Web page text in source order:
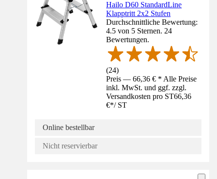
Hailo D60 StandardLine
Klapptritt 2x2 Stufen
Durchschnittliche Bewertung:
4.5 von 5 Sternen. 24
Bewertungen.
(24)
Preis — 66,36 € * Alle Preise
inkl. MwSt. und ggf. zzgl.
Versandkosten pro ST66,36
€*/ ST
Online bestellbar
Nicht reservierbar